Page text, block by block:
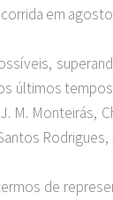
em
últimos
M. Monteirás,
de